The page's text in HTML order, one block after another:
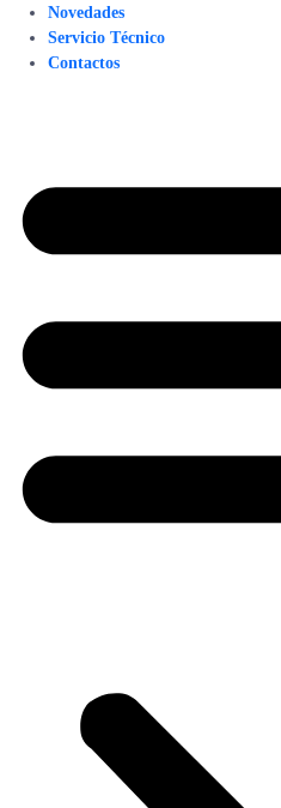
Novedades
Servicio Técnico
Contactos